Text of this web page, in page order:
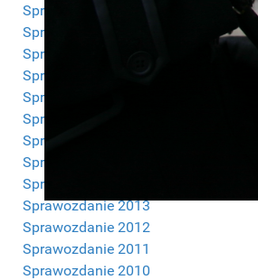
Sprawozdanie 2022
Sprawozdanie 2021
Sprawozdanie 2020
Sprawozdanie 2019
Sprawozdanie 2018
Sprawozdanie 2017
Sprawozdanie 2016
Sprawozdanie 2015
Sprawozdanie 2014
Sprawozdanie 2013
Sprawozdanie 2012
Sprawozdanie 2011
Sprawozdanie 2010